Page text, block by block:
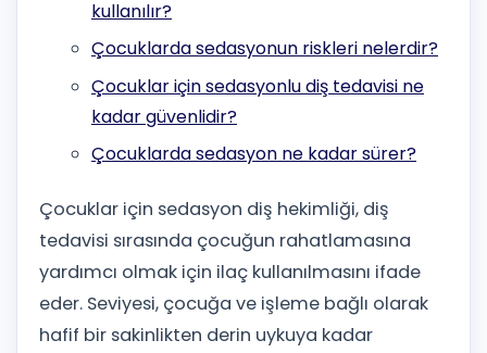
kullanılır?
Çocuklarda sedasyonun riskleri nelerdir?
Çocuklar için sedasyonlu diş tedavisi ne
kadar güvenlidir?
Çocuklarda sedasyon ne kadar sürer?
Çocuklar için sedasyon diş hekimliği, diş
tedavisi sırasında çocuğun rahatlamasına
yardımcı olmak için ilaç kullanılmasını ifade
eder. Seviyesi, çocuğa ve işleme bağlı olarak
hafif bir sakinlikten derin uykuya kadar